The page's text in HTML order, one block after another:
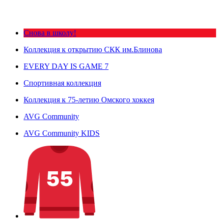
Снова в школу!
Коллекция к открытию СКК им.Блинова
EVERY DAY IS GAME 7
Спортивная коллекция
Коллекция к 75-летию Омского хоккея
AVG Community
AVG Community KIDS